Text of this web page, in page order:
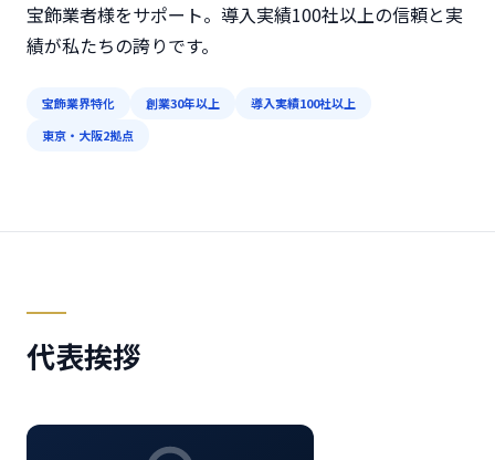
宝飾業者様をサポート。導入実績100社以上の信頼と実
績が私たちの誇りです。
宝飾業界特化 創業30年以上
導入実績100社以上
東京・大阪2拠点
代表挨拶